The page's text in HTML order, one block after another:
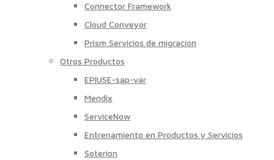
Connector Framework
Cloud Conveyor
Prism Servicios de migración
Otros Productos
EPIUSE-sap-var
Mendix
ServiceNow
Entrenamiento en Productos y Servicios
Soterion